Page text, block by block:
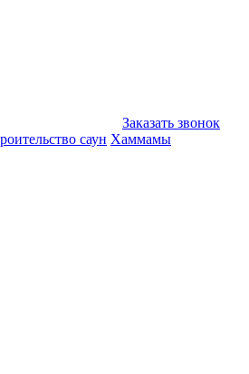
Заказать звонок
саун Хаммамы